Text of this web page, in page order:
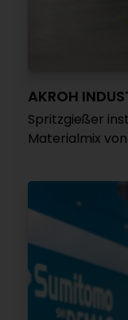
AKROH
Spritzgießer
Materialmix von